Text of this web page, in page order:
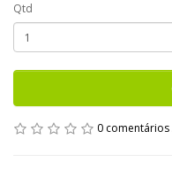
Qtd
0 comentários